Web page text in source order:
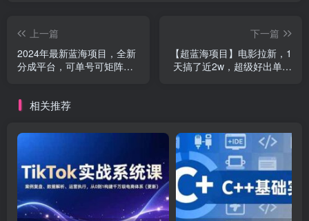
上一篇
2024年最新蓝海项目，全新
分成平台，可单号可矩阵，
下一篇
【超蓝海项目】电影拉新，1
天搞了近2w，超级好出单，
相关推荐